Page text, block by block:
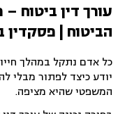
עורך דין ביטוח
הביטוח |
כל אדם נתקל במהלך
יודע כיצד לפתור מבלי
המשפטי שהיא מציפה.